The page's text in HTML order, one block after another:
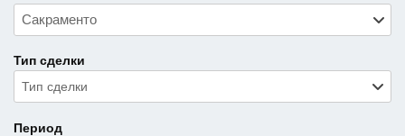
Тип сделки
Тип сделки
Период